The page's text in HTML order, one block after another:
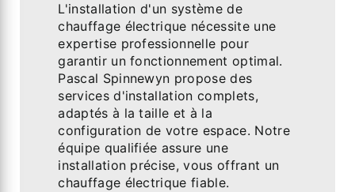
L'installation d'un système de
chauffage électrique nécessite une
expertise professionnelle pour
garantir un fonctionnement optimal.
Pascal Spinnewyn propose des
services d'installation complets,
adaptés à la taille et à la
configuration de votre espace. Notre
équipe qualifiée assure une
installation précise, vous offrant un
chauffage électrique fiable.